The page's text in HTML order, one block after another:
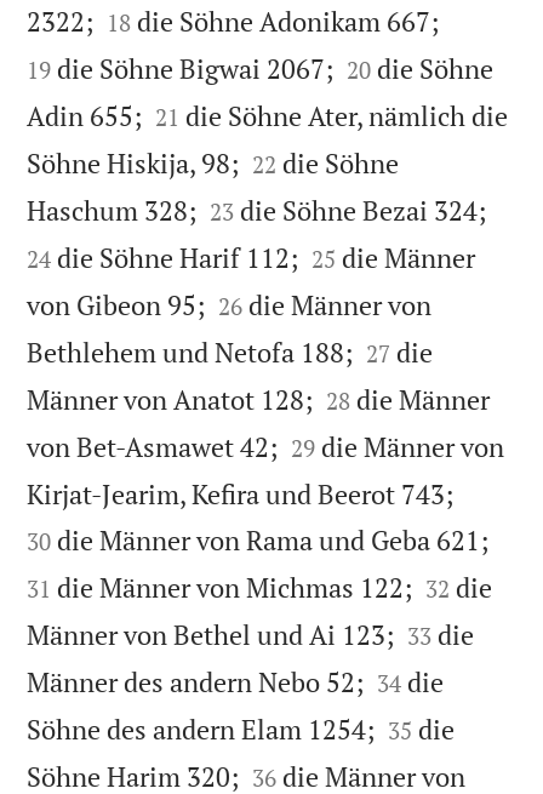
2322; 

18 die Söhne Adonikam 667;
19 die Söhne Bigwai 2067; 

20 die Söhne
Adin 655; 

21 die Söhne Ater, nämlich die
Söhne Hiskija, 98; 

22 die Söhne
Haschum 328; 

23 die Söhne Bezai 324;
24 die Söhne Harif 112; 

25 die Männer
von Gibeon 95; 

26 die Männer von
Bethlehem und Netofa 188; 

27 die
Männer von Anatot 128; 

28 die Männer
von Bet-Asmawet 42; 

29 die Männer von
Kirjat-Jearim, Kefira und Beerot 743;
30 die Männer von Rama und Geba 621;
31 die Männer von Michmas 122; 

32 die
Männer von Bethel und Ai 123; 

33 die
Männer des andern Nebo 52; 

34 die
Söhne des andern Elam 1254; 

35 die
Söhne Harim 320; 

36 die Männer von